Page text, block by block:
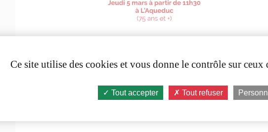
Ce site utilise des cookies et vous donne le contrôle sur ceux
Tout accepter Tout refuser